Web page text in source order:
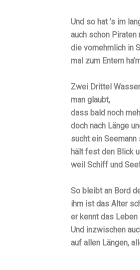
Und so hat ’s im
auch schon Piraten
die vornehmlich in
mal zum Entern
Zwei Drittel
man glaubt,
dass bald noch
doch nach Länge
sucht ein
hält fest den Blick
weil Schiff und
So bleibt an Bord
ihm ist das Alter
er kennt das
Und inzwischen
auf allen Längen,